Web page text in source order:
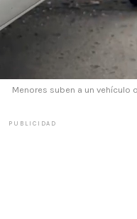
Menores suben a un vehículo
PUBLICIDAD